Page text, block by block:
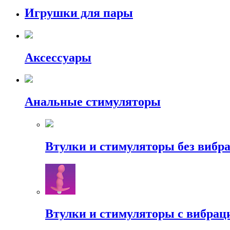
Игрушки для пары
Аксессуары
Анальные стимуляторы
Втулки и стимуляторы без
Втулки и стимуляторы с